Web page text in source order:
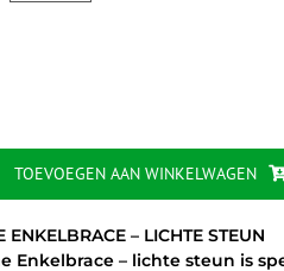
TOEVOEGEN AAN WINKELWAGEN
ENKELBRACE – LICHTE STEUN
Enkelbrace – lichte steun is